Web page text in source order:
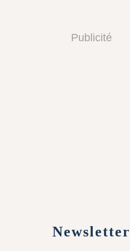
Newsletter
Publicité